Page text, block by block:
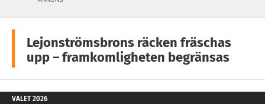
Lejonströmsbrons räcken fräschas
upp – framkomligheten begränsas
VALET 2026